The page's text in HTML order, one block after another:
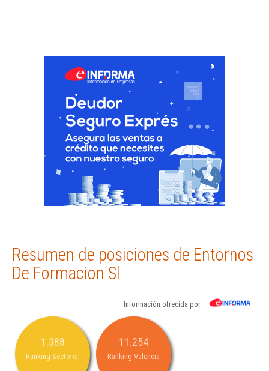
Resumen de posiciones de Entornos
De Formacion Sl
Información ofrecida por
1.388
Ranking Sectorial
11.254
Ranking Valencia